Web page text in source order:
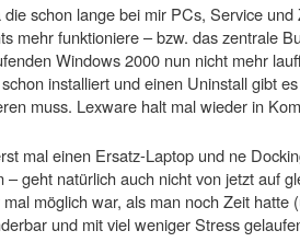
schon lange bei mir PCs, Service
mehr funktioniere – bzw. das zentrale
Windows 2000 nun nicht mehr
installiert und einen Uninstall gibt
muss. Lexware halt mal wieder in
mal einen Ersatz-Laptop und ne
geht natürlich auch nicht von jetzt auf
möglich war, als man noch Zeit hatte
und mit viel weniger Stress